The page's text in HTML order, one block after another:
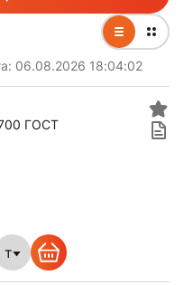
06.08.2026 18:04:02
ГОСТ
т